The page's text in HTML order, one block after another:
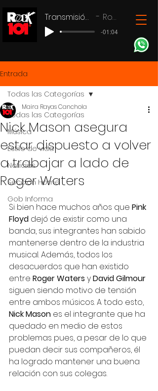
Transmisión en vivo Rock 101
-01:04
Entrada
Todas las Categorías
Música
Estilo de vida
Noticias
Seccion Home
Gob Informa
Todas las Categorías
Nick Mason asegura
estar dispuesto a volver
a trabajar a lado de
Roger Waters
Maira Rayas Canchola
Si bien hace muchos años que Pink
Floyd dejó de existir como una
banda, sus integrantes han sabido
mantenerse dentro de la industria
musical. Además, todos los
desacuerdos que han existido
entre Roger Waters y David Gilmour
siguen siendo motivo de tensión
entre ambos músicos. A todo esto,
Nick Mason es el integrante que ha
quedado en medio de estos
problemas pues, a pesar de lo que
puedan decir sus compañeros, él
ha logrado mantener una buena
relación con sus colegas.